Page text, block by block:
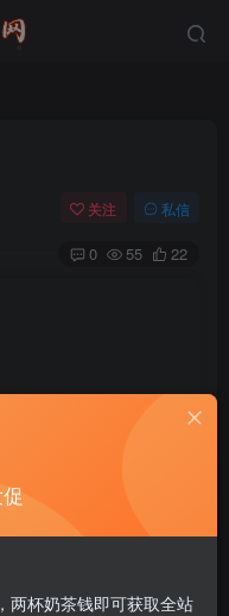
关注 私信
0 55 22
》Steam正版游戏下
两杯奶茶钱即可获取全站